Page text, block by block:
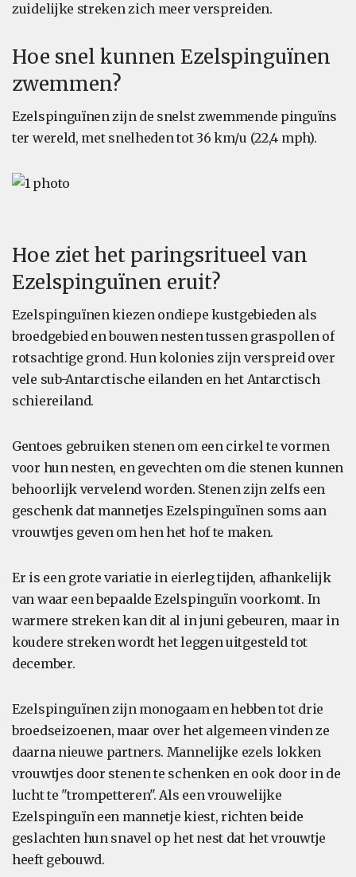
zuidelijke streken zich meer verspreiden.
Hoe snel kunnen Ezelspinguïnen
zwemmen?
Ezelspinguïnen zijn de snelst zwemmende pinguïns
ter wereld, met snelheden tot 36 km/u (22,4 mph).
Hoe ziet het paringsritueel van
Ezelspinguïnen eruit?
Ezelspinguïnen kiezen ondiepe kustgebieden als
broedgebied en bouwen nesten tussen graspollen of
rotsachtige grond. Hun kolonies zijn verspreid over
vele sub-Antarctische eilanden en het Antarctisch
schiereiland.
Gentoes gebruiken stenen om een cirkel te vormen
voor hun nesten, en gevechten om die stenen kunnen
behoorlijk vervelend worden. Stenen zijn zelfs een
geschenk dat mannetjes Ezelspinguïnen soms aan
vrouwtjes geven om hen het hof te maken.
Er is een grote variatie in eierleg tijden, afhankelijk
van waar een bepaalde Ezelspinguïn voorkomt. In
warmere streken kan dit al in juni gebeuren, maar in
koudere streken wordt het leggen uitgesteld tot
december.
Ezelspinguïnen zijn monogaam en hebben tot drie
broedseizoenen, maar over het algemeen vinden ze
daarna nieuwe partners. Mannelijke ezels lokken
vrouwtjes door stenen te schenken en ook door in de
lucht te "trompetteren". Als een vrouwelijke
Ezelspinguïn een mannetje kiest, richten beide
geslachten hun snavel op het nest dat het vrouwtje
heeft gebouwd.